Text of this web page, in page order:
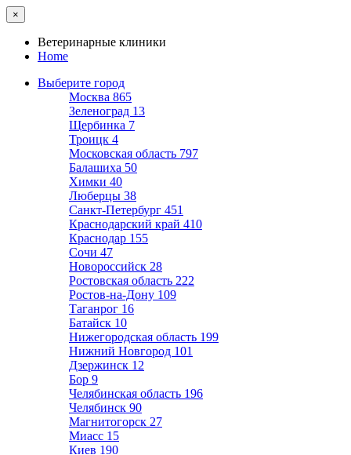
×
Ветеринарные клиники
Home
Выберите город
Москва 865
Зеленоград 13
Щербинка 7
Троицк 4
Московская область 797
Балашиха 50
Химки 40
Люберцы 38
Санкт-Петербург 451
Краснодарский край 410
Краснодар 155
Сочи 47
Новороссийск 28
Ростовская область 222
Ростов-на-Дону 109
Таганрог 16
Батайск 10
Нижегородская область 199
Нижний Новгород 101
Дзержинск 12
Бор 9
Челябинская область 196
Челябинск 90
Магнитогорск 27
Миасс 15
Киев 190